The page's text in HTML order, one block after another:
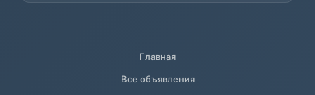
Главная
Все объявления